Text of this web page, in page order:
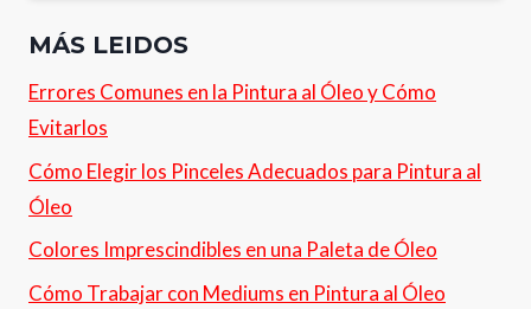
MÁS LEIDOS
Errores Comunes en la Pintura al Óleo y Cómo
Evitarlos
Cómo Elegir los Pinceles Adecuados para Pintura al
Óleo
Colores Imprescindibles en una Paleta de Óleo
Cómo Trabajar con Mediums en Pintura al Óleo